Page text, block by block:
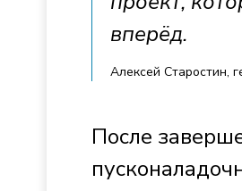
вперёд.
Алексей Старостин,
После